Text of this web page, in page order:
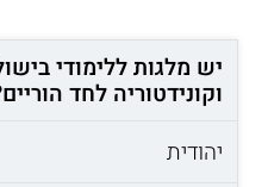
יש מלגות ללימודי
וקונידטוריה לחד
יהודית